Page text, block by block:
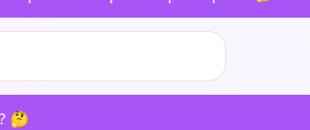
🤔